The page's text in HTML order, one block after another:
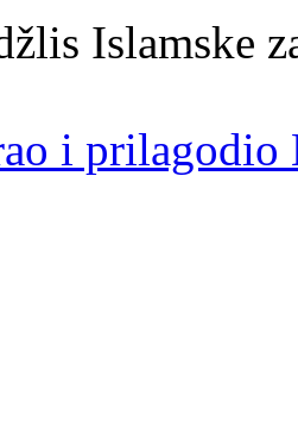
Islamske
i prilagodio